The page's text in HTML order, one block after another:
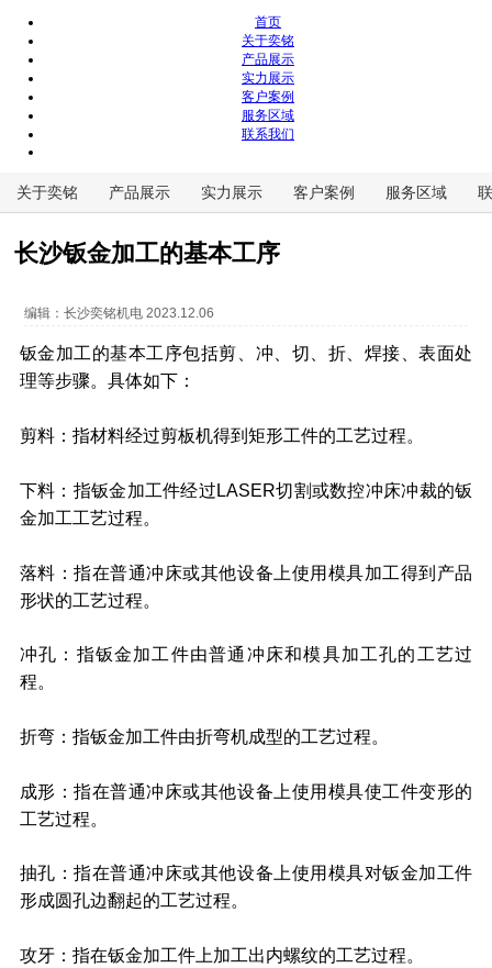
首页
关于奕铭
产品展示
实力展示
客户案例
服务区域
联系我们
关于奕铭 产品展示 实力展示 客户案例 服务区域
长沙钣金加工的基本工序
编辑：长沙奕铭机电 2023.12.06
钣金加工的基本工序包括剪、冲、切、折、焊接、表面处
理等步骤。具体如下：
剪料：指材料经过剪板机得到矩形工件的工艺过程。
下料：指钣金加工件经过LASER切割或数控冲床冲裁的钣
金加工工艺过程。
落料：指在普通冲床或其他设备上使用模具加工得到产品
形状的工艺过程。
冲孔：指钣金加工件由普通冲床和模具加工孔的工艺过
程。
折弯：指钣金加工件由折弯机成型的工艺过程。
成形：指在普通冲床或其他设备上使用模具使工件变形的
工艺过程。
抽孔：指在普通冲床或其他设备上使用模具对钣金加工件
形成圆孔边翻起的工艺过程。
攻牙：指在钣金加工件上加工出内螺纹的工艺过程。